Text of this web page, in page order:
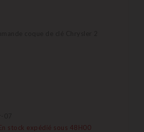
stock expédié sous 48H00